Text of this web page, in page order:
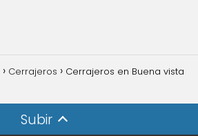
Cerrajeros
Cerrajeros en Buena vista
Subir